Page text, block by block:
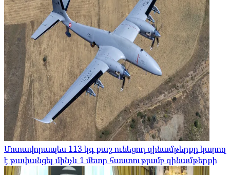
Մոտավորապես 113 կգ քաշ ունեցող զինամթերքը կարող
է թափանցել մինչև 1 մետր հաստությամբ զինամթերքի